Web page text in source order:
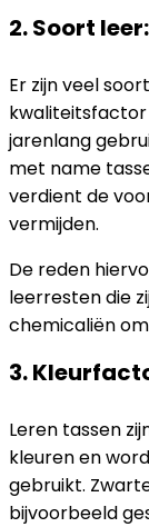
2. Soort leer:
Er zijn veel
kwaliteitsfactor
jarenlang
met name
verdient de
vermijden.
De reden
leerresten die
chemicaliën
3.
Leren tassen
kleuren en
gebruikt.
bijvoorbeeld